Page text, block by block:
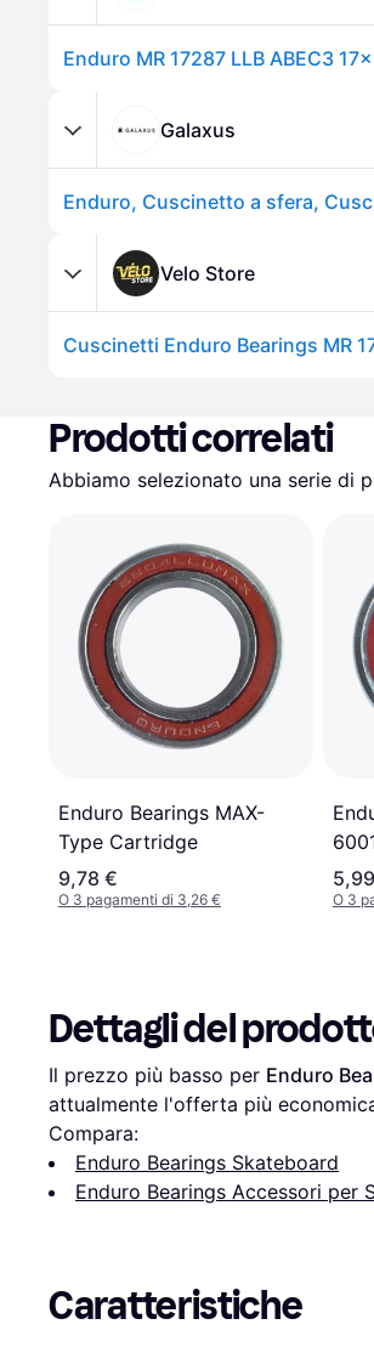
Enduro MR 17287 LLB ABEC3
Galaxus
Enduro, Cuscinetto a sfera,
Velo Store
Cuscinetti Enduro Bearings MR
Prodotti correlati
Abbiamo selezionato una serie di
Enduro Bearings MAX-
Type Cartridge
9,78 €
O 3 pagamenti di 3,26 € O 3
Dettagli del
Il prezzo più basso per Enduro
attualmente l'offerta più
Compara:
Enduro Bearings Skateboard
Enduro Bearings Accessori per
Caratteristiche